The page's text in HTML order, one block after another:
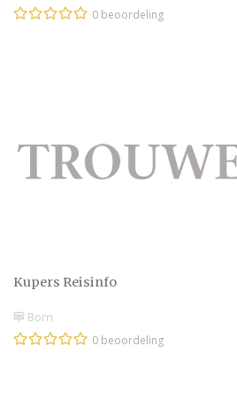
0 beoordeling
Kupers Reisinfo
Born
0 beoordeling